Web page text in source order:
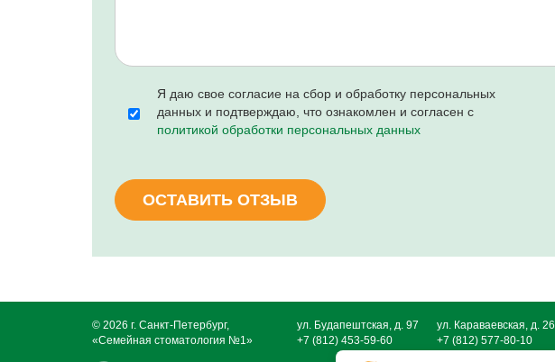
Я даю свое согласие на сбор и обработку персональных
данных и подтверждаю, что ознакомлен и согласен с
политикой обработки персональных данных
ОСТАВИТЬ ОТЗЫВ
ул. Будапештская, д. 97
+7 (812) 453-59-60
ул. Караваевская, д. 26
+7 (812) 577-80-10
© 2026 г. Санкт-Петербург,
«Семейная стоматология №1»